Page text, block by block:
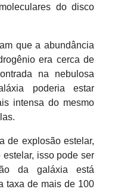
do disco
que a abundância
era cerca de
na nebulosa
poderia estar
intensa do mesmo
de explosão estelar,
isso pode ser
da galáxia está
taxa de mais de 100